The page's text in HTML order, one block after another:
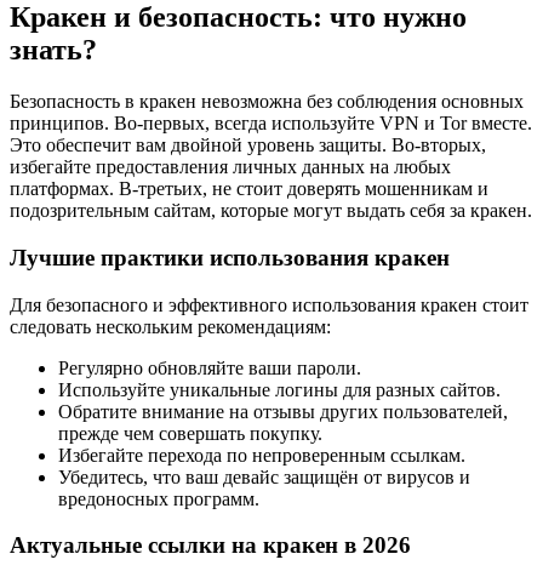
Кракен и безопасность: что нужно
знать?
Безопасность в кракен невозможна без соблюдения основных
принципов. Во-первых, всегда используйте VPN и Tor вместе.
Это обеспечит вам двойной уровень защиты. Во-вторых,
избегайте предоставления личных данных на любых
платформах. В-третьих, не стоит доверять мошенникам и
подозрительным сайтам, которые могут выдать себя за кракен.
Лучшие практики использования кракен
Для безопасного и эффективного использования кракен стоит
следовать нескольким рекомендациям:
Регулярно обновляйте ваши пароли.
Используйте уникальные логины для разных сайтов.
Обратите внимание на отзывы других пользователей,
прежде чем совершать покупку.
Избегайте перехода по непроверенным ссылкам.
Убедитесь, что ваш девайс защищён от вирусов и
вредоносных программ.
Актуальные ссылки на кракен в 2026